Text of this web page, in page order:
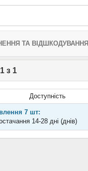
ТА ВІДШКОДУВАННЯ
з 1
Доступність
7 шт:
14-28 дні (днів)